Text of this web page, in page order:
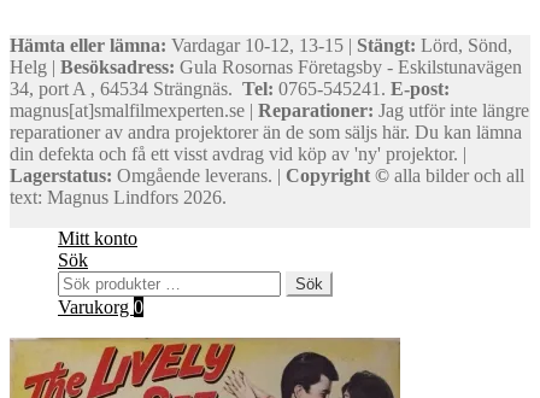
Hämta eller lämna: Vardagar 10-12, 13-15 | Stängt: Lörd, Sönd,
Helg | Besöksadress: Gula Rosornas Företagsby - Eskilstunavägen
34, port A , 64534 Strängnäs. Tel: 0765-545241. E-post:
magnus[at]smalfilmexperten.se | Reparationer: Jag utför inte längre
reparationer av andra projektorer än de som säljs här. Du kan lämna
din defekta och få ett visst avdrag vid köp av 'ny' projektor. |
Lagerstatus: Omgående leverans. | Copyright © alla bilder och all
text: Magnus Lindfors 2026.
Mitt konto
Sök
Sök
efter:
Sök
Varukorg 0